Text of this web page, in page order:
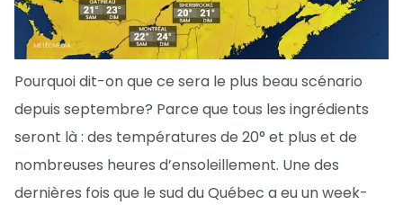
Pourquoi dit-on que ce sera le plus beau scénario
depuis septembre? Parce que tous les ingrédients
seront là : des températures de 20° et plus et de
nombreuses heures d’ensoleillement. Une des
dernières fois que le sud du Québec a eu un week-